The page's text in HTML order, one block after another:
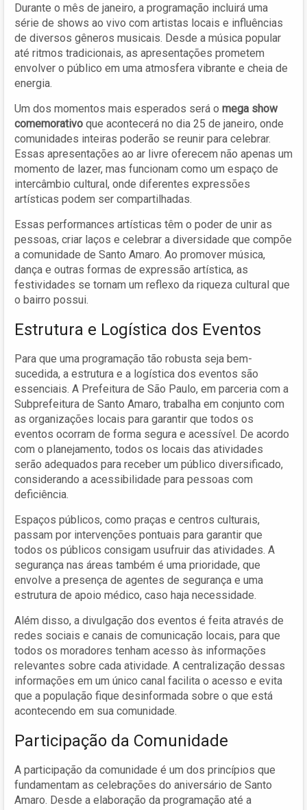
Durante o mês de janeiro, a programação incluirá uma
série de shows ao vivo com artistas locais e influências
de diversos gêneros musicais. Desde a música popular
até ritmos tradicionais, as apresentações prometem
envolver o público em uma atmosfera vibrante e cheia de
energia.
Um dos momentos mais esperados será o mega show
comemorativo que acontecerá no dia 25 de janeiro, onde
comunidades inteiras poderão se reunir para celebrar.
Essas apresentações ao ar livre oferecem não apenas um
momento de lazer, mas funcionam como um espaço de
intercâmbio cultural, onde diferentes expressões
artísticas podem ser compartilhadas.
Essas performances artísticas têm o poder de unir as
pessoas, criar laços e celebrar a diversidade que compõe
a comunidade de Santo Amaro. Ao promover música,
dança e outras formas de expressão artística, as
festividades se tornam um reflexo da riqueza cultural que
o bairro possui.
Estrutura e Logística dos Eventos
Para que uma programação tão robusta seja bem-
sucedida, a estrutura e a logística dos eventos são
essenciais. A Prefeitura de São Paulo, em parceria com a
Subprefeitura de Santo Amaro, trabalha em conjunto com
as organizações locais para garantir que todos os
eventos ocorram de forma segura e acessível. De acordo
com o planejamento, todos os locais das atividades
serão adequados para receber um público diversificado,
considerando a acessibilidade para pessoas com
deficiência.
Espaços públicos, como praças e centros culturais,
passam por intervenções pontuais para garantir que
todos os públicos consigam usufruir das atividades. A
segurança nas áreas também é uma prioridade, que
envolve a presença de agentes de segurança e uma
estrutura de apoio médico, caso haja necessidade.
Além disso, a divulgação dos eventos é feita através de
redes sociais e canais de comunicação locais, para que
todos os moradores tenham acesso às informações
relevantes sobre cada atividade. A centralização dessas
informações em um único canal facilita o acesso e evita
que a população fique desinformada sobre o que está
acontecendo em sua comunidade.
Participação da Comunidade
A participação da comunidade é um dos princípios que
fundamentam as celebrações do aniversário de Santo
Amaro. Desde a elaboração da programação até a